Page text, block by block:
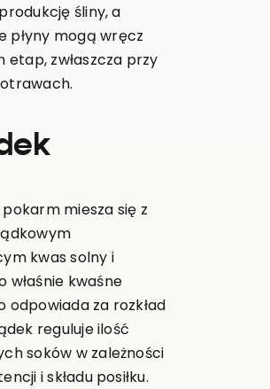
śliny, a
płyny mogą wręcz
etap, zwłaszcza przy
pokarm miesza się z
kwas solny i
właśnie kwaśne
odpowiada za rozkład
reguluje ilość
soków w zależności
i składu posiłku.